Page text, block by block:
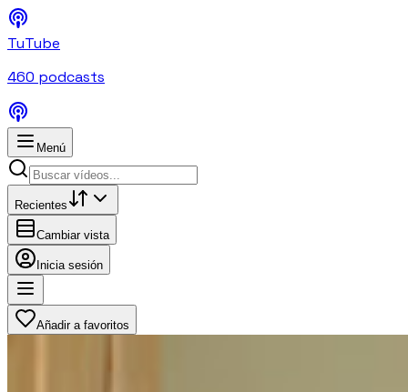
TuTube
460 podcasts
Menú
Recientes
Cambiar vista
Inicia sesión
Añadir a favoritos